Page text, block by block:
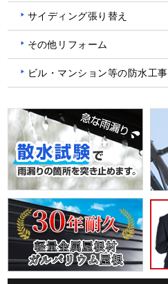
サイディング張り替え
その他リフォーム
ビル・マンション等の防水工事